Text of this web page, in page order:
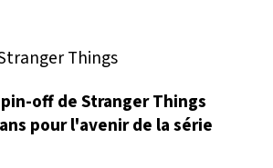
off de Stranger Things
pour l'avenir de la série